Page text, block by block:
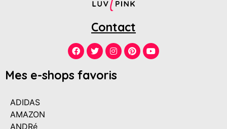
Contact
Mes e-shops favoris
ADIDAS
AMAZON
ANDRé